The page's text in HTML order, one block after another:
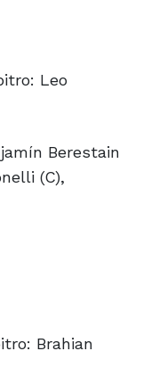
Leo
Berestain
(C),
Brahian